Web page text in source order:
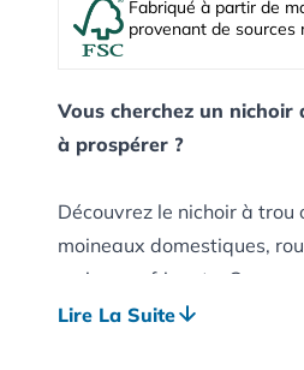
Fabriqué à partir de
provenant de sources
Vous cherchez un nichoir
à prospérer ?
Découvrez le nichoir à
moineaux domestiques,
moineaux friquets. Conçu
tout ce que la nature (et
Lire La Suite